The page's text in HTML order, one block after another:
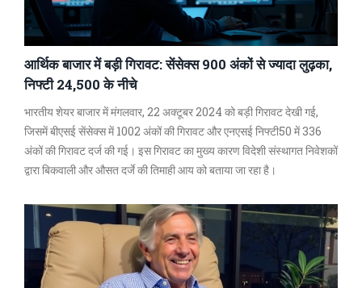
आर्थिक बाजार में बड़ी गिरावट: सेंसेक्स 900 अंकों से ज्यादा लुढ़का,
निफ्टी 24,500 के नीचे
भारतीय शेयर बाजार में मंगलवार, 22 अक्टूबर 2024 को बड़ी गिरावट देखी गई,
जिसमें बीएसई सेंसेक्स में 1002 अंकों की गिरावट और एनएसई निफ्टी50 में 336
अंकों की गिरावट दर्ज की गई। इस गिरावट का मुख्य कारण विदेशी संस्थागत निवेशकों
द्वारा बिकवाली और औसत दर्जे की तिमाही आय को बताया जा रहा है।